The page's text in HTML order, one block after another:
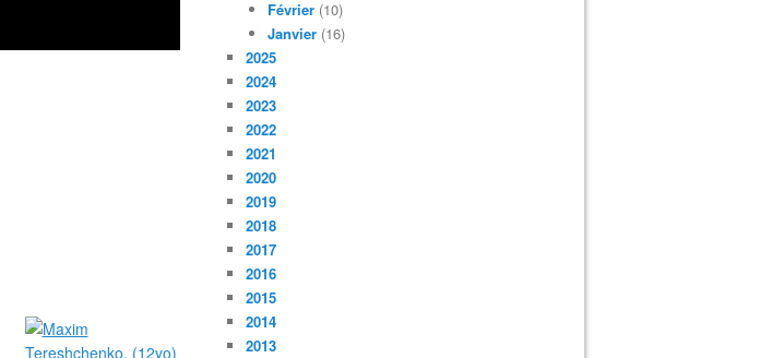
Février (10)
Janvier (16)
2025
2024
2023
2022
2021
2020
2019
2018
2017
2016
2015
2014
2013